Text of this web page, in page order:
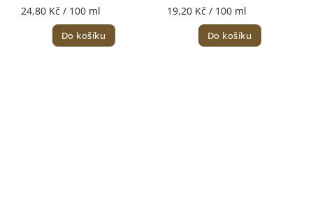
24,80 Kč / 100 ml
Do košíku
19,20 Kč / 100 ml
Do košíku